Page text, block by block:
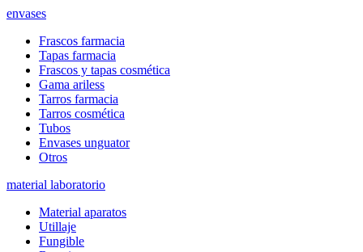
envases
Frascos farmacia
Tapas farmacia
Frascos y tapas cosmética
Gama ariless
Tarros farmacia
Tarros cosmética
Tubos
Envases unguator
Otros
material laboratorio
Material aparatos
Utillaje
Fungible